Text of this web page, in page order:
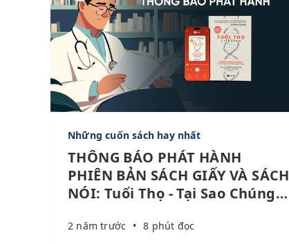
Những cuốn sách hay nhất
THÔNG BÁO PHÁT HÀNH
PHIÊN BẢN SÁCH GIẤY VÀ SÁCH
NÓI: Tuổi Thọ - Tại Sao Chúng…
2 năm trước • 8 phút đọc